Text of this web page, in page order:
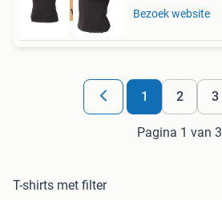
Tot 75% voordeel Bezoek website
1 2 3
Pagina 1 van 3
T-shirts met filter